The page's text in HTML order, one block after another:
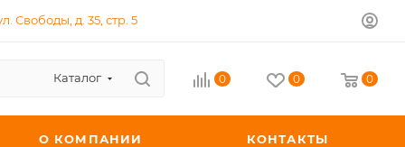
Свободы, д. 35, стр. 5
Каталог 0 0 0
О КОМПАНИИ КОНТАКТЫ